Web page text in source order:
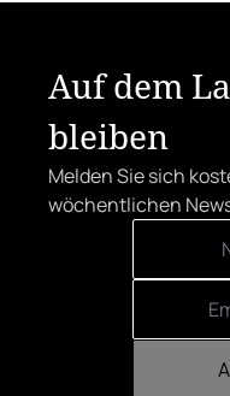
Auf dem
bleiben
Melden Sie sich
wöchentlichen